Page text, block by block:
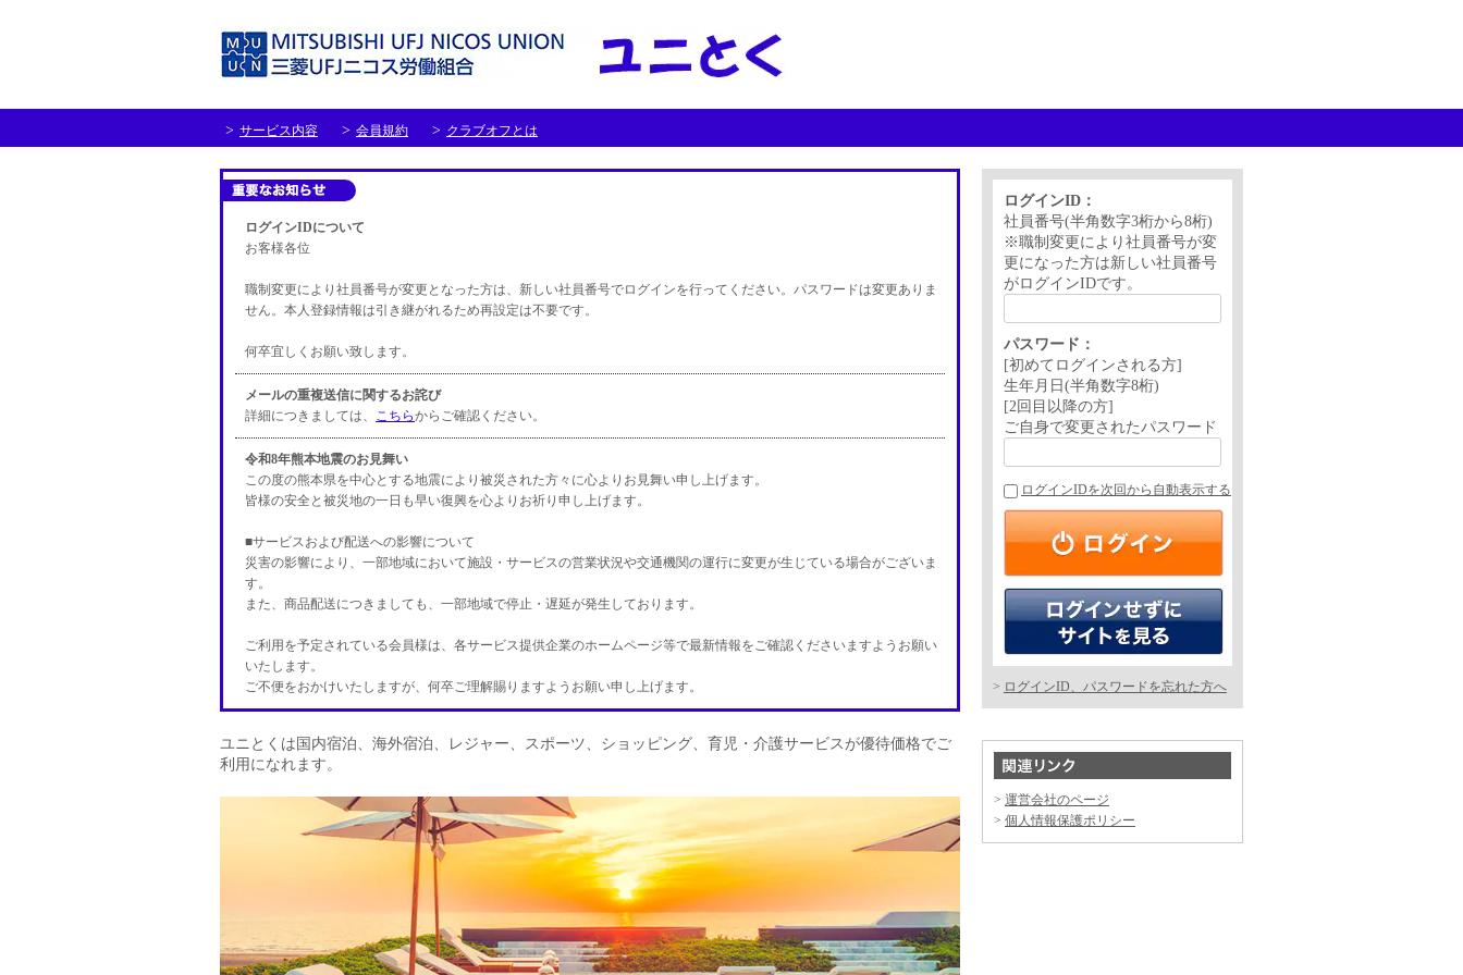
サービス内容 会員規約 クラブオフとは
ログインIDについて
お客様各位
職制変更により社員番号が変更となった方は、新しい社員番号でログインを行ってください。パスワードは変更ありま
せん。本人登録情報は引き継がれるため再設定は不要です。
何卒宜しくお願い致します。
メールの重複送信に関するお詫び
詳細につきましては、 こちらからご確認ください。
令和8年熊本地震のお見舞い
この度の熊本県を中心とする地震により被災された方々に心よりお見舞い申し上げます。
皆様の安全と被災地の一日も早い復興を心よりお祈り申し上げます。
■サービスおよび配送への影響について
災害の影響により、一部地域において施設・サービスの営業状況や交通機関の運行に変更が生じている場合がございま
す。
また、商品配送につきましても、一部地域で停止・遅延が発生しております。
ご利用を予定されている会員様は、各サービス提供企業のホームページ等で最新情報をご確認くださいますようお願い
いたします。
ご不便をおかけいたしますが、何卒ご理解賜りますようお願い申し上げます。
ユニとくは国内宿泊、海外宿泊、レジャー、スポーツ、ショッピング、育児・介護サービスが優待価格でご
利用になれます。
ログインID：
社員番号(半角数字3桁から8桁)
※職制変更により社員番号が変
更になった方は新しい社員番号
がログインIDです。
パスワード：
[初めてログインされる方]
生年月日(半角数字8桁)
[2回目以降の方]
ご自身で変更されたパスワード
ログインIDを次回から自動表示する
ログインID、パスワードを忘れた方へ
運営会社のページ
個人情報保護ポリシー